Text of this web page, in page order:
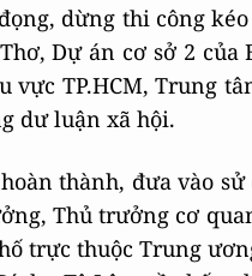
dừng thi công
Dự án cơ sở 2 của
TP.HCM, Trung
dư luận xã hội.
thành, đưa vào
Thủ trưởng cơ
trực thuộc Trung